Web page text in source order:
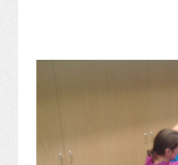
Diákigazolvány
Középfokú
Középfokú
Pedagógiai szakmai